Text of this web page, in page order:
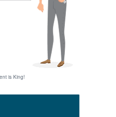
is King!